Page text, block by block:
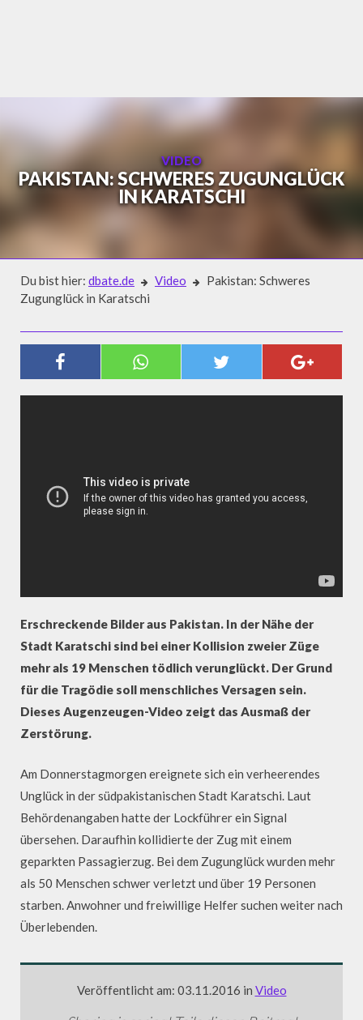
VIDEO
PAKISTAN: SCHWERES ZUGUNGLÜCK
IN KARATSCHI
Du bist hier: dbate.de Video
Pakistan: Schweres
Zugunglück in Karatschi
PAKISTAN: SCHWERES
ZUGUNGLÜCK IN KARATSCHI
Erschreckende Bilder aus Pakistan. In der Nähe der
Stadt Karatschi sind bei einer Kollision zweier Züge
mehr als 19 Menschen tödlich verunglückt. Der Grund
für die Tragödie soll menschliches Versagen sein.
Dieses Augenzeugen-Video zeigt das Ausmaß der
Zerstörung.
Am Donnerstagmorgen ereignete sich ein verheerendes
Unglück in der südpakistanischen Stadt Karatschi. Laut
Behördenangaben hatte der Lockführer ein Signal
übersehen. Daraufhin kollidierte der Zug mit einem
geparkten Passagierzug. Bei dem Zugunglück wurden mehr
als 50 Menschen schwer verletzt und über 19 Personen
starben. Anwohner und freiwillige Helfer suchen weiter nach
Überlebenden.
Veröffentlicht am: 03.11.2016 in Video